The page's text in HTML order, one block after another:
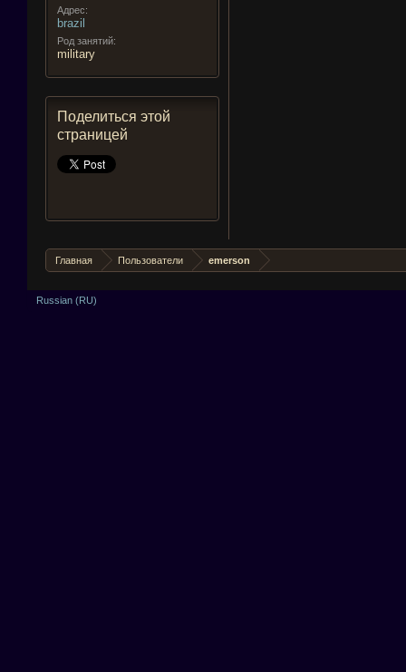
Адрес:
brazil
Род занятий:
military
Поделиться этой
страницей
Главная Пользователи emerson
Russian (RU)